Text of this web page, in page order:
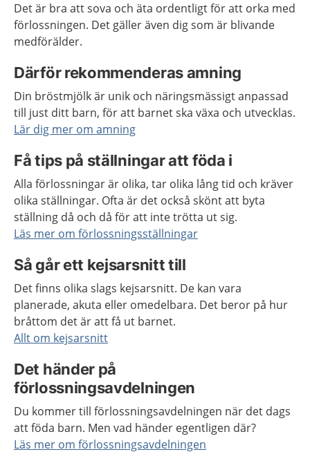
Det är bra att sova och äta ordentligt för att orka med
förlossningen. Det gäller även dig som är blivande
medförälder.
Därför rekommenderas amning
Din bröstmjölk är unik och näringsmässigt anpassad
till just ditt barn, för att barnet ska växa och utvecklas.
Lär dig mer om amning
Få tips på ställningar att föda i
Alla förlossningar är olika, tar olika lång tid och kräver
olika ställningar. Ofta är det också skönt att byta
ställning då och då för att inte trötta ut sig.
Läs mer om förlossningsställningar
Så går ett kejsarsnitt till
Det finns olika slags kejsarsnitt. De kan vara
planerade, akuta eller omedelbara. Det beror på hur
bråttom det är att få ut barnet.
Allt om kejsarsnitt
Det händer på
förlossningsavdelningen
Du kommer till förlossningsavdelningen när det dags
att föda barn. Men vad händer egentligen där?
Läs mer om förlossningsavdelningen